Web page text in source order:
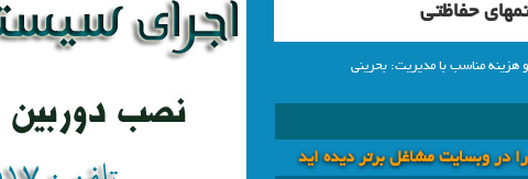
حفاظتی
مناسب با مدیریت: بحرینی
در وبسايت مشاغل برتر دیده اید